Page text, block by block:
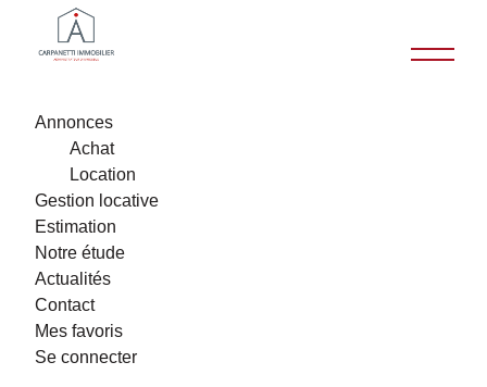
Annonces
Achat
Location
Gestion locative
Estimation
Notre étude
Actualités
Contact
Mes favoris
Se connecter